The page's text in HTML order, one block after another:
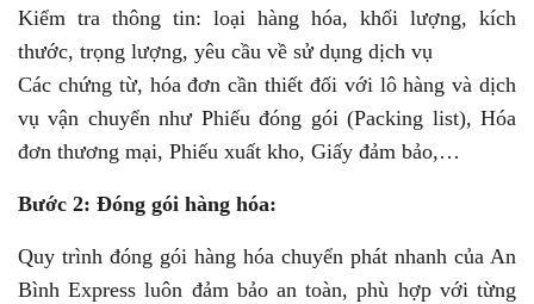
Kiểm tra thông tin: loại hàng hóa, khối lượng, kích
thước, trọng lượng, yêu cầu về sử dụng dịch vụ
Các chứng từ, hóa đơn cần thiết đối với lô hàng và dịch
vụ vận chuyển như Phiếu đóng gói (Packing list), Hóa
đơn thương mại, Phiếu xuất kho, Giấy đảm bảo,…
Bước 2: Đóng gói hàng hóa:
Quy trình đóng gói hàng hóa chuyển phát nhanh của An
Bình Express luôn đảm bảo an toàn, phù hợp với từng